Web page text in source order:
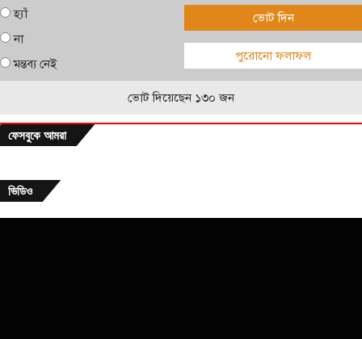
হ্যাঁ
না
মন্তব্য নেই
ভোট দিন
পুরোনো ফলাফল
ভোট দিয়েছেন ১৩০ জন
ফেসবুকে আমরা
ভিডিও